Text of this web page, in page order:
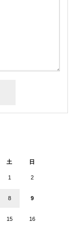
土 日
1 2
8 9
15 16